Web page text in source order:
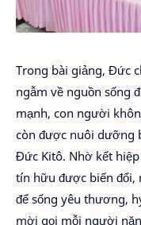
Trong bài giảng, Đức
ngẫm về nguồn sống
mạnh, con người
còn được nuôi dưỡng
Đức Kitô. Nhờ kết
tín hữu được biến đổi,
để sống yêu thương,
mời gọi mỗi người